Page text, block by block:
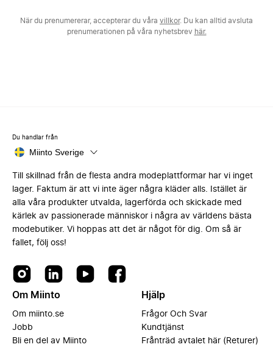
När du prenumererar, accepterar du våra villkor. Du kan alltid avsluta
prenumerationen på våra nyhetsbrev här.
Du handlar från
Miinto Sverige
Till skillnad från de flesta andra modeplattformar har vi inget
lager. Faktum är att vi inte äger några kläder alls. Istället är
alla våra produkter utvalda, lagerförda och skickade med
kärlek av passionerade människor i några av världens bästa
modebutiker. Vi hoppas att det är något för dig. Om så är
fallet, följ oss!
Om Miinto
Om miinto.se
Jobb
Bli en del av Miinto
Hjälp
Frågor Och Svar
Kundtjänst
Frånträd avtalet här (Returer)